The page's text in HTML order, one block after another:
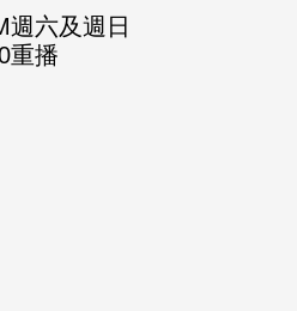
週六及週日
重播